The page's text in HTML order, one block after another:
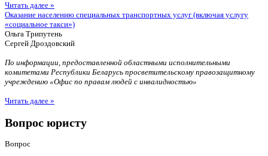
Читать далее »
Оказание населению специальных транспортных услуг (включая услугу
«социальное такси»)
Ольга Трипутень
Сергей Дроздовский
По информации, предоставленной областными исполнительными
комитетами Республики Беларусь просветительскому правозащитному
учреждению «Офис по правам людей с инвалидностью»
Читать далее »
Вопрос юристу
Вопрос